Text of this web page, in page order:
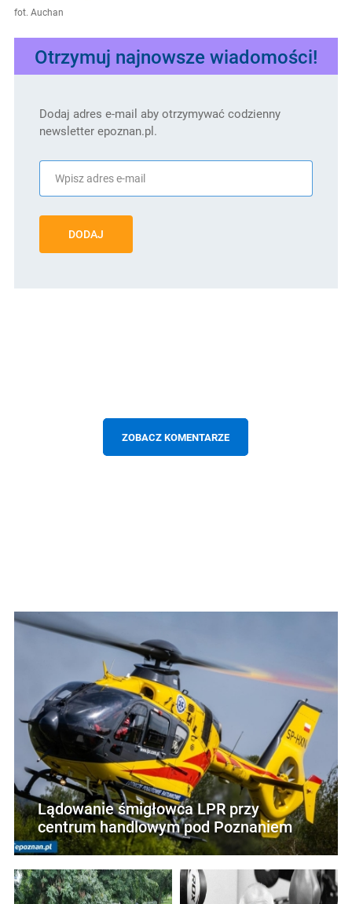
fot. Auchan
Otrzymuj najnowsze wiadomości!
Dodaj adres e-mail aby otrzymywać codzienny
newsletter epoznan.pl.
DODAJ
ZOBACZ KOMENTARZE
Lądowanie śmigłowca LPR przy
centrum handlowym pod Poznaniem